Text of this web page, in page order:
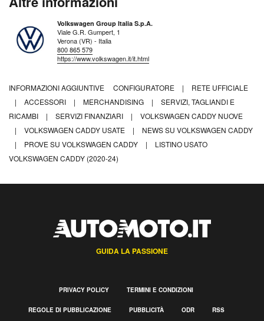
Volkswagen Group Italia S.p.A.
Viale G.R. Gumpert, 1
Verona (VR) - Italia
800 865 579
https://www.volkswagen.it/it.html
INFORMAZIONI AGGIUNTIVE CONFIGURATORE |
RETE UFFICIALE
|
ACCESSORI | MERCHANDISING |
SERVIZI, TAGLIANDI E
RICAMBI
| SERVIZI FINANZIARI |
VOLKSWAGEN CADDY NUOVE
|
VOLKSWAGEN CADDY USATE |
NEWS SU VOLKSWAGEN CADDY
|
PROVE SU VOLKSWAGEN CADDY |
LISTINO USATO
VOLKSWAGEN CADDY (2020-24)
GUIDA LA PASSIONE
PRIVACY POLICY TERMINI E CONDIZIONI
REGOLE DI PUBBLICAZIONE PUBBLICITÀ ODR RSS